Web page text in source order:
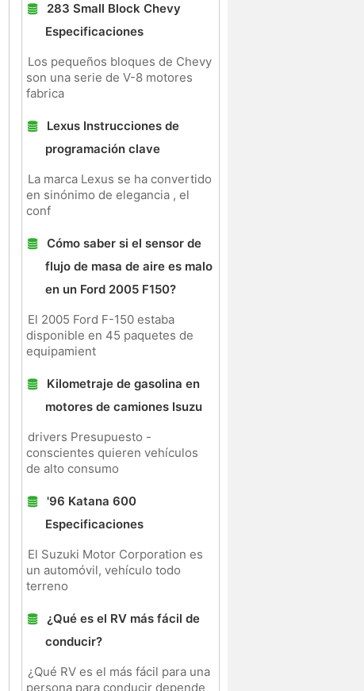
283 Small Block Chevy
Especificaciones
Los pequeños bloques de Chevy
son una serie de V-8 motores
fabrica
Lexus Instrucciones de
programación clave
La marca Lexus se ha convertido
en sinónimo de elegancia , el
conf
Cómo saber si el sensor de
flujo de masa de aire es malo
en un Ford 2005 F150?
El 2005 Ford F-150 estaba
disponible en 45 paquetes de
equipamient
Kilometraje de gasolina en
motores de camiones Isuzu
drivers Presupuesto -
conscientes quieren vehículos
de alto consumo
'96 Katana 600
Especificaciones
El Suzuki Motor Corporation es
un automóvil, vehículo todo
terreno
¿Qué es el RV más fácil de
conducir?
¿Qué RV es el más fácil para una
persona para conducir depende